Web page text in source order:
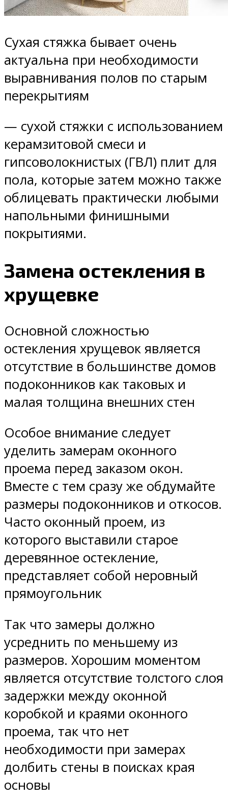
Сухая стяжка бывает очень
актуальна при необходимости
выравнивания полов по старым
перекрытиям
— сухой стяжки с использованием
керамзитовой смеси и
гипсоволокнистых (ГВЛ) плит для
пола, которые затем можно также
облицевать практически любыми
напольными финишными
покрытиями.
Замена остекления в
хрущевке
Основной сложностью
остекления хрущевок является
отсутствие в большинстве домов
подоконников как таковых и
малая толщина внешних стен
Особое внимание следует
уделить замерам оконного
проема перед заказом окон.
Вместе с тем сразу же обдумайте
размеры подоконников и откосов.
Часто оконный проем, из
которого выставили старое
деревянное остекление,
представляет собой неровный
прямоугольник
Так что замеры должно
усреднить по меньшему из
размеров. Хорошим моментом
является отсутствие толстого слоя
задержки между оконной
коробкой и краями оконного
проема, так что нет
необходимости при замерах
долбить стены в поисках края
основы